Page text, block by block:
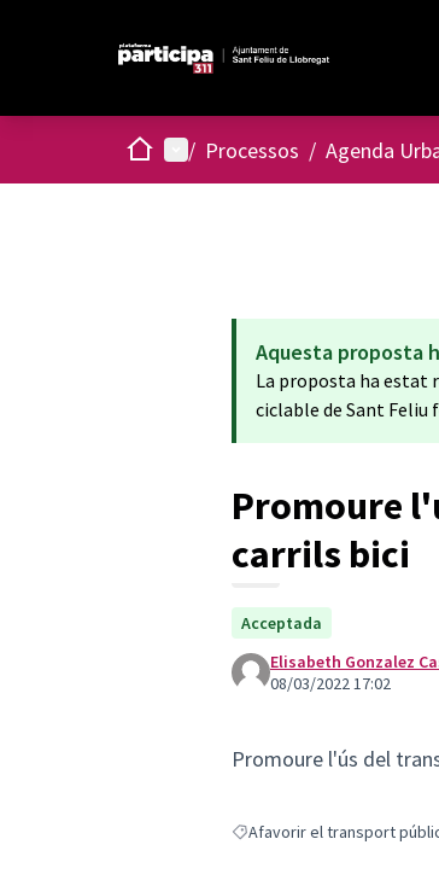
Inici Menú principal
/ Processos / Agenda
Aquesta proposta
La proposta ha estat
ciclable de Sant
Promoure
carrils bici
Acceptada
Elisabeth Gonzalez
08/03/2022 17:02
Promoure l'ús del
Resultats en filtrar per:
Afavorir el transport